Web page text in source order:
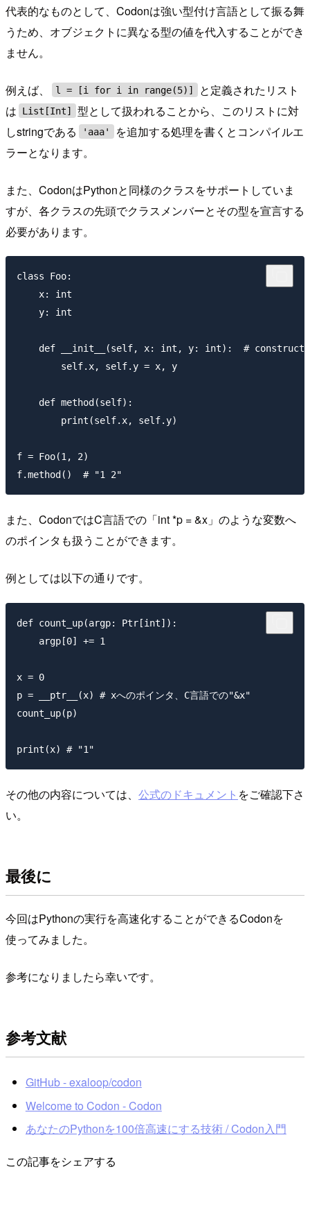
代表的なものとして、Codonは強い型付け言語として振る舞
うため、オブジェクトに異なる型の値を代入することができ
ません。
例えば、 l = [i for i in range(5)]
と定義されたリスト
は
List[Int]
型として扱われることから、このリストに対
しstringである
'aaa'
を追加する処理を書くとコンパイルエ
ラーとなります。
また、CodonはPythonと同様のクラスをサポートしていま
すが、各クラスの先頭でクラスメンバーとその型を宣言する
必要があります。
class Foo:
    x: int
    y: int
def __init__(self, x: int, y: int):  #
        self.x, self.y = x, y
    def method(self):
        print(self.x, self.y)
f = Foo(1, 2)
また、CodonではC言語での「int *p = &x」のような変数へ
のポインタも扱うことができます。
例としては以下の通りです。
def count_up(argp: Ptr[int]):
    argp[0] += 1
x = 0
p = __ptr__(x) # xへのポインタ、C言語での"&x"
count_up(p)
その他の内容については、 公式のドキュメント をご確認下さ
い。
最後に
今回はPythonの実行を高速化することができるCodonを
使ってみました。
参考になりましたら幸いです。
参考文献
GitHub - exaloop/codon
Welcome to Codon - Codon
あなたのPythonを100倍高速にする技術 / Codon入門
この記事をシェアする